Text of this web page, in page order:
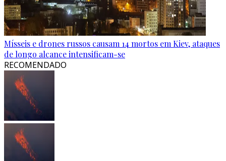
Mísseis e drones russos causam 14 mortos em Kiev, ataques
de longo alcance intensificam-se
RECOMENDADO